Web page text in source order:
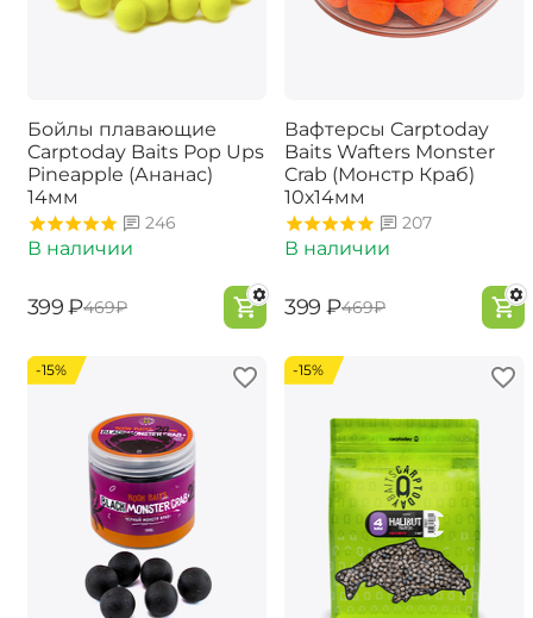
Бойлы плавающие
Carptoday Baits Pop Ups
Pineapple (Ананас)
14мм
246
В наличии
‍399‍ ₽‍469‍₽
Вафтерсы Carptoday
Baits Wafters Monster
Crab (Монстр Краб)
10х14мм
207
В наличии
‍399‍ ₽‍469‍₽
-15% -15%